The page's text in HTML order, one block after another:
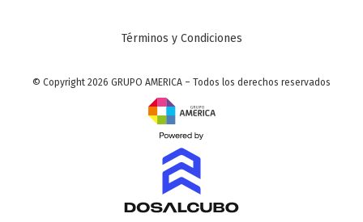
Términos y Condiciones
© Copyright 2026 GRUPO AMERICA – Todos los derechos reservados